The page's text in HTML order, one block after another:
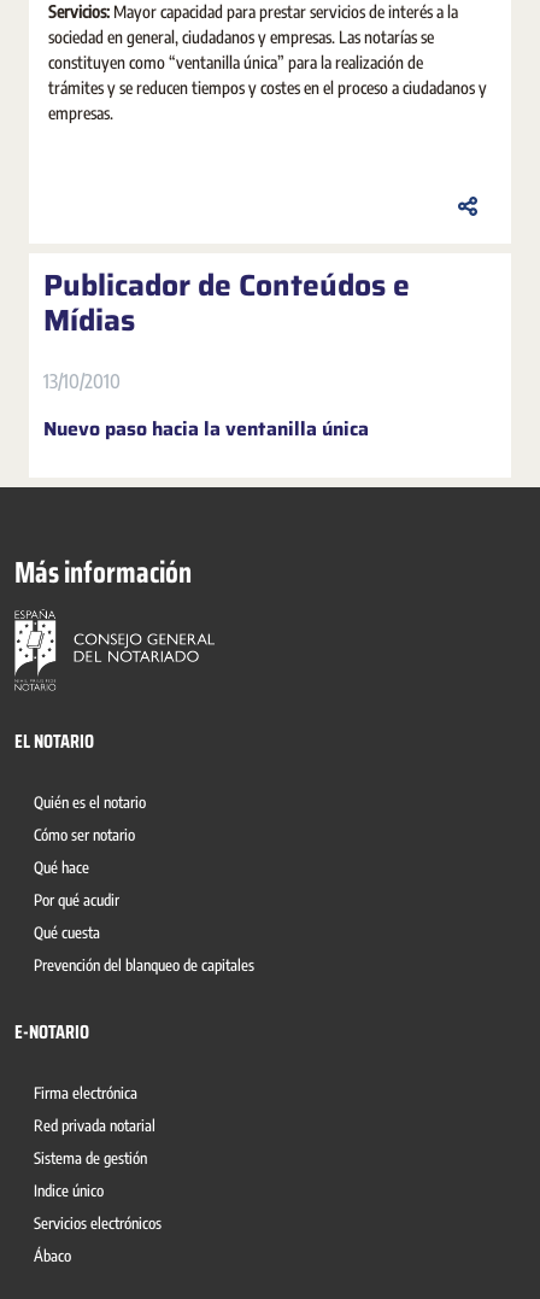
Servicios: Mayor capacidad para prestar servicios de interés a la
sociedad en general, ciudadanos y empresas. Las notarías se
constituyen como “ventanilla única” para la realización de
trámites y se reducen tiempos y costes en el proceso a ciudadanos y
empresas.
Publicador de Conteúdos e
Mídias
13/10/2010
Nuevo paso hacia la ventanilla única
Más información
EL NOTARIO
Quién es el notario
Cómo ser notario
Qué hace
Por qué acudir
Qué cuesta
Prevención del blanqueo de capitales
E-NOTARIO
Firma electrónica
Red privada notarial
Sistema de gestión
Indice único
Servicios electrónicos
Ábaco